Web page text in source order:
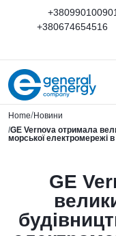
+380990100901
+380674654516
Home Новини
GE Vernova отримала
морської електромережі
GE